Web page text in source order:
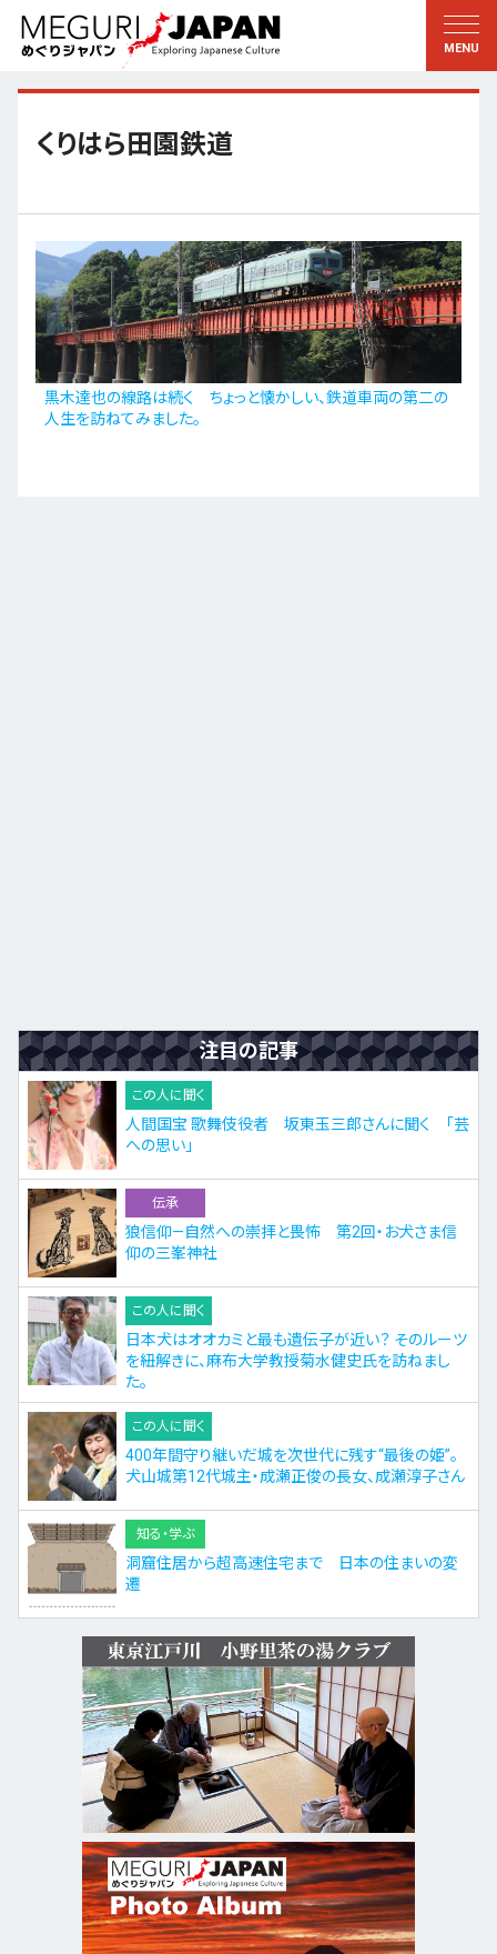
地域をめぐる
江戸・東京
甲信越
北陸
東海
近畿
京都・奈良
文化をめぐる
伝承
芸術・芸能
もの作り
自然
暦と暮らし
くりはら田園鉄道
黒木達也の線路は続く ちょっと懐かしい、鉄道車両の第二の
人生を訪ねてみました。
注目の記事
この人に聞く
人間国宝 歌舞伎役者 坂東玉三郎さんに聞く 「芸
への思い」
伝承
狼信仰—自然への崇拝と畏怖 第2回・お犬さま信
仰の三峯神社
この人に聞く
日本犬はオオカミと最も遺伝子が近い？ そのルーツ
を紐解きに、麻布大学教授菊水健史氏を訪ねまし
た。
この人に聞く
400年間守り継いだ城を次世代に残す“最後の姫”。
犬山城第12代城主・成瀬正俊の長女、成瀬淳子さん
知る・学ぶ
洞窟住居から超高速住宅まで 日本の住まいの変
遷